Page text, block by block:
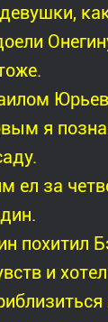
я
ел за
похитил
и